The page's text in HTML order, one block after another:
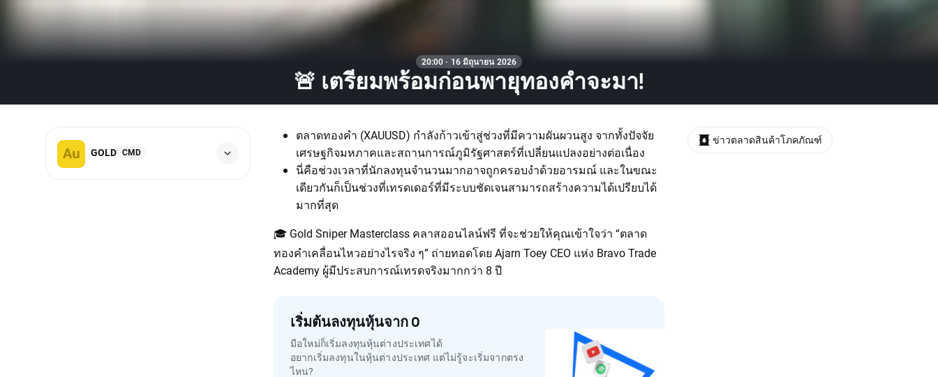
20:00 · 16 มิถุนายน 2026
🚨 เตรียมพร้อมก่อนพายุทองคำจะมา!
GOLD CMD
ตลาดทองคำ (XAUUSD) กำลังก้าวเข้าสู่ช่วงที่มีความผันผวนสูง จากทั้งปัจจัย
เศรษฐกิจมหภาคและสถานการณ์ภูมิรัฐศาสตร์ที่เปลี่ยนแปลงอย่างต่อเนื่อง
นี่คือช่วงเวลาที่นักลงทุนจำนวนมากอาจถูกครอบงำด้วยอารมณ์ และในขณะ
เดียวกันก็เป็นช่วงที่เทรดเดอร์ที่มีระบบชัดเจนสามารถสร้างความได้เปรียบได้
มากที่สุด
🎓 Gold Sniper Masterclass คลาสออนไลน์ฟรี ที่จะช่วยให้คุณเข้าใจว่า “ตลาด
ทองคำเคลื่อนไหวอย่างไรจริง ๆ” ถ่ายทอดโดย Ajarn Toey CEO แห่ง Bravo Trade
Academy ผู้มีประสบการณ์เทรดจริงมากกว่า 8 ปี
เริ่มต้นลงทุนหุ้นจาก 0
มือใหม่ก็เริ่มลงทุนหุ้นต่างประเทศได้
อยากเริ่มลงทุนในหุ้นต่างประเทศ แต่ไม่รู้จะเริ่มจากตรง
ไหน?
ข่าวตลาดสินค้าโภคภัณฑ์